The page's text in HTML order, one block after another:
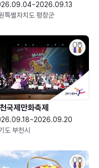
특별자치도 평창군
국제만화축제
도 부천시